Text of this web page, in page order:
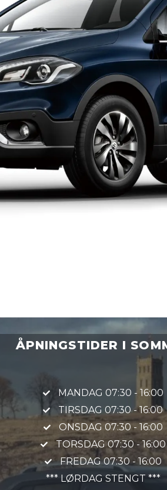
ÅPNINGSTIDER I
MANDAG 07:30 - 16:00
TIRSDAG 07:30 - 16:00
ONSDAG 07:30 - 16:00
TORSDAG 07:30 - 16:00
FREDAG 07:30 - 16:00
*** LØRDAG STENGT ***